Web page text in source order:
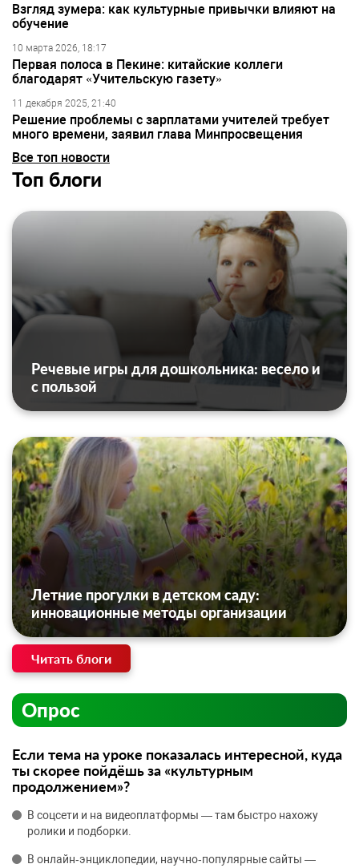
Взгляд зумера: как культурные привычки влияют на
обучение
10 марта 2026, 18:17
Первая полоса в Пекине: китайские коллеги
благодарят «Учительскую газету»
11 декабря 2025, 21:40
Решение проблемы с зарплатами учителей требует
много времени, заявил глава Минпросвещения
Все топ новости
Топ блоги
Речевые игры для дошкольника: весело и
с пользой
Летние прогулки в детском саду:
инновационные методы организации
Читать блоги
Опрос
Если тема на уроке показалась интересной, куда
ты скорее пойдёшь за «культурным
продолжением»?
В соцсети и на видеоплатформы — там быстро нахожу
ролики и подборки.
В онлайн‑энциклопедии, научно‑популярные сайты —